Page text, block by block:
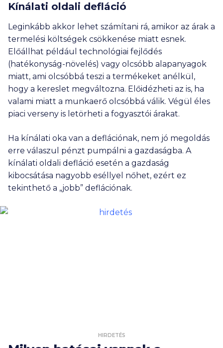
Kínálati oldali defláció
Leginkább akkor lehet számítani rá, amikor az árak a
termelési költségek csökkenése miatt esnek.
Előállhat például technológiai fejlődés
(hatékonyság-növelés) vagy olcsóbb alapanyagok
miatt, ami olcsóbbá teszi a termékeket anélkül,
hogy a kereslet megváltozna. Előidézheti az is, ha
valami miatt a munkaerő olcsóbbá válik. Végül éles
piaci verseny is letörheti a fogyasztói árakat.
Ha kínálati oka van a deflációnak, nem jó megoldás
erre válaszul pénzt pumpálni a gazdaságba. A
kínálati oldali defláció esetén a gazdaság
kibocsátása nagyobb eséllyel nőhet, ezért ez
tekinthető a „jobb” deflációnak.
HIRDETÉS